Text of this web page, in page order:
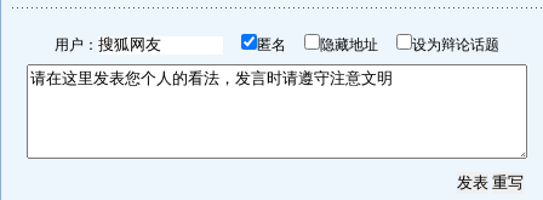
用户： 匿名 隐藏地址 设为辩论话题